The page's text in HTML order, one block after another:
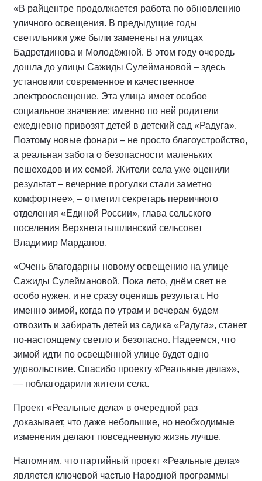
«В райцентре продолжается работа по обновлению
уличного освещения. В предыдущие годы
светильники уже были заменены на улицах
Бадретдинова и Молодёжной. В этом году очередь
дошла до улицы Сажиды Сулеймановой – здесь
установили современное и качественное
электроосвещение. Эта улица имеет особое
социальное значение: именно по ней родители
ежедневно привозят детей в детский сад «Радуга».
Поэтому новые фонари – не просто благоустройство,
а реальная забота о безопасности маленьких
пешеходов и их семей. Жители села уже оценили
результат – вечерние прогулки стали заметно
комфортнее», – отметил секретарь первичного
отделения «Единой России», глава сельского
поселения Верхнетатышлинский сельсовет
Владимир Марданов.
«Очень благодарны новому освещению на улице
Сажиды Сулеймановой. Пока лето, днём свет не
особо нужен, и не сразу оценишь результат. Но
именно зимой, когда по утрам и вечерам будем
отвозить и забирать детей из садика «Радуга», станет
по-настоящему светло и безопасно. Надеемся, что
зимой идти по освещённой улице будет одно
удовольствие. Спасибо проекту «Реальные дела»»,
— поблагодарили жители села.
Проект «Реальные дела» в очередной раз
доказывает, что даже небольшие, но необходимые
изменения делают повседневную жизнь лучше.
Напомним, что партийный проект «Реальные дела»
является ключевой частью Народной программы